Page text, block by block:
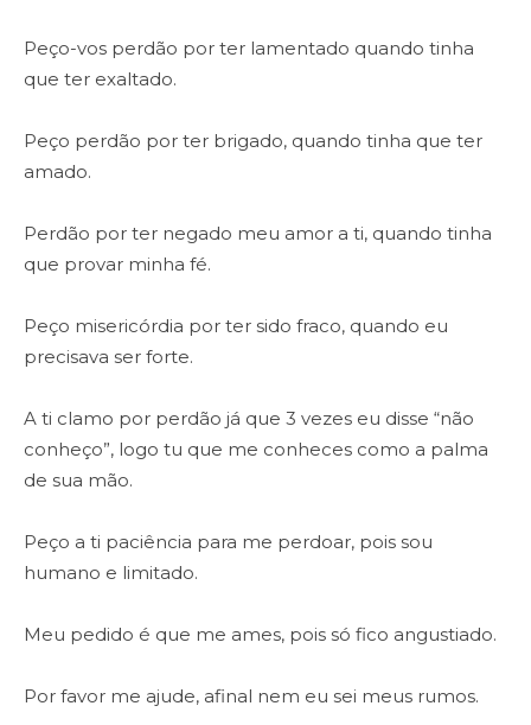
Peço-vos perdão por ter lamentado quando tinha
que ter exaltado.
Peço perdão por ter brigado, quando tinha que ter
amado.
Perdão por ter negado meu amor a ti, quando tinha
que provar minha fé.
Peço misericórdia por ter sido fraco, quando eu
precisava ser forte.
A ti clamo por perdão já que 3 vezes eu disse “não
conheço”, logo tu que me conheces como a palma
de sua mão.
Peço a ti paciência para me perdoar, pois sou
humano e limitado.
Meu pedido é que me ames, pois só fico angustiado.
Por favor me ajude, afinal nem eu sei meus rumos.